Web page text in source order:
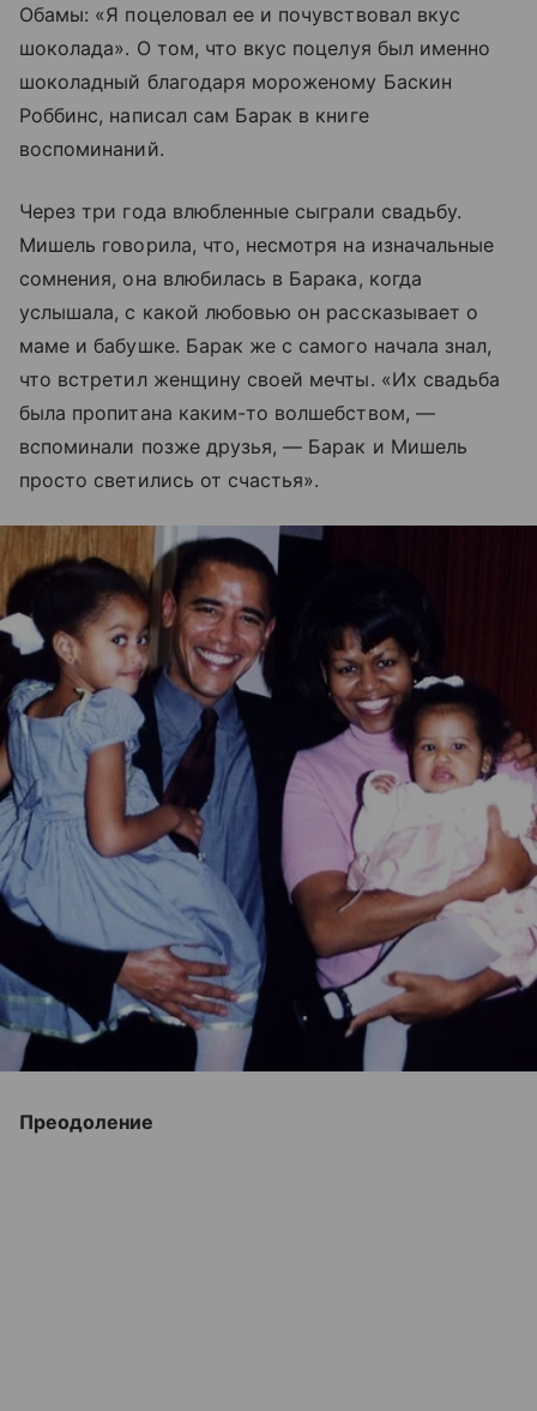
Обамы: «Я поцеловал ее и почувствовал вкус
шоколада». О том, что вкус поцелуя был именно
шоколадный благодаря мороженому Баскин
Роббинс, написал сам Барак в книге
воспоминаний.
Через три года влюбленные сыграли свадьбу.
Мишель говорила, что, несмотря на изначальные
сомнения, она влюбилась в Барака, когда
услышала, с какой любовью он рассказывает о
маме и бабушке. Барак же с самого начала знал,
что встретил женщину своей мечты. «Их свадьба
была пропитана каким-то волшебством, —
вспоминали позже друзья, — Барак и Мишель
просто светились от счастья».
Преодоление